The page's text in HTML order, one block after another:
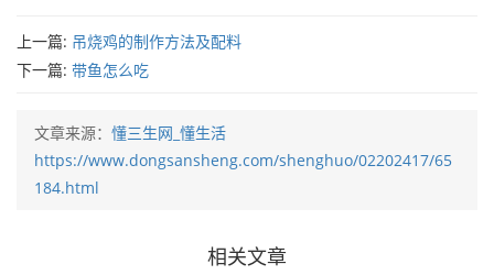
上一篇: 吊烧鸡的制作方法及配料
下一篇: 带鱼怎么吃
文章来源： 懂三生网_懂生活
https://www.dongsansheng.com/shenghuo/02202417/65
184.html
相关文章